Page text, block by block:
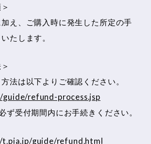
え、ご購入時に発生した所定の手
たします。
法は以下よりご確認ください。
refund-process.jsp
ず受付期間内にお手続きください。
guide/refund.html